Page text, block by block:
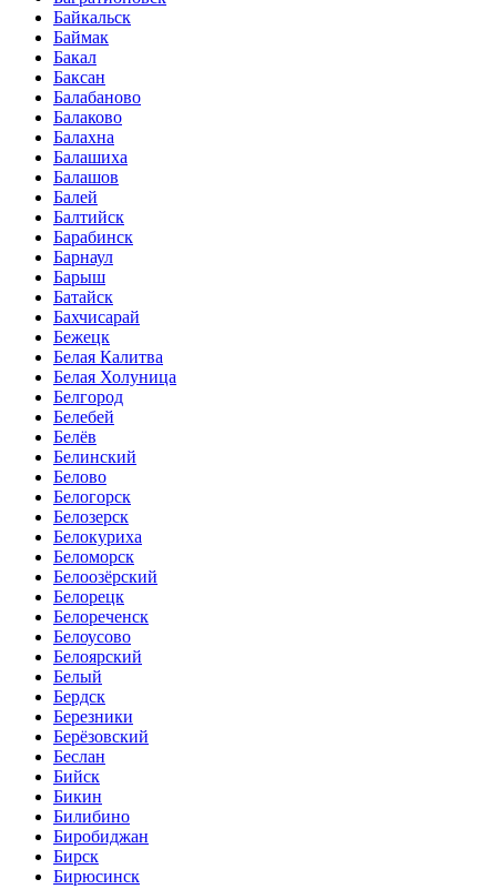
Байкальск
Баймак
Бакал
Баксан
Балабаново
Балаково
Балахна
Балашиха
Балашов
Балей
Балтийск
Барабинск
Барнаул
Барыш
Батайск
Бахчисарай
Бежецк
Белая Калитва
Белая Холуница
Белгород
Белебей
Белёв
Белинский
Белово
Белогорск
Белозерск
Белокуриха
Беломорск
Белоозёрский
Белорецк
Белореченск
Белоусово
Белоярский
Белый
Бердск
Березники
Берёзовский
Беслан
Бийск
Бикин
Билибино
Биробиджан
Бирск
Бирюсинск